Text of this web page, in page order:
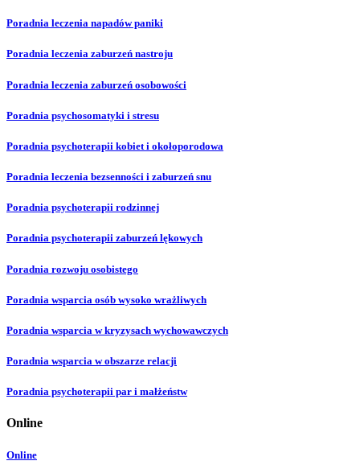
Poradnia leczenia napadów paniki
Poradnia leczenia zaburzeń nastroju
Poradnia leczenia zaburzeń osobowości
Poradnia psychosomatyki i stresu
Poradnia psychoterapii kobiet i okołoporodowa
Poradnia leczenia bezsenności i zaburzeń snu
Poradnia psychoterapii rodzinnej
Poradnia psychoterapii zaburzeń lękowych
Poradnia rozwoju osobistego
Poradnia wsparcia osób wysoko wrażliwych
Poradnia wsparcia w kryzysach wychowawczych
Poradnia wsparcia w obszarze relacji
Poradnia psychoterapii par i małżeństw
Online
Online